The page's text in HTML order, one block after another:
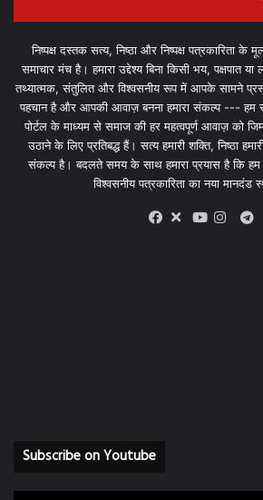
निष्पक्ष दस्तक सत्य, निष्ठा और निष्पक्ष पत्रकारिता के
समाचार मंच है। हमारा उद्देश्य बिना किसी भय, पक्षपात
तथ्यात्मक, संतुलित और विश्वसनीय रूप में आपके सामने प्रस्तुत
पहचान है और आपकी आवाज़ बनना हमारा संकल्प --- हम
पोर्टल के माध्यम से समाज की हर महत्वपूर्ण आवाज़ को
उठाने के लिए प्रतिबद्ध हैं। सत्य हमारी शक्ति, निष्ठा
संकल्प है। बदलते समय के साथ हमारा प्रयास है कि
विश्वसनीय पत्रकारिता का नया मानदंड
X
Subscribe on Youtube